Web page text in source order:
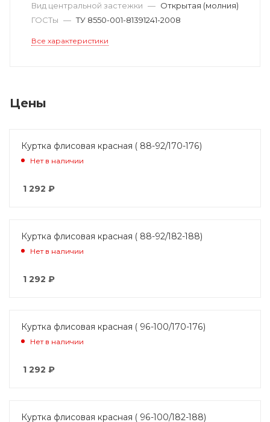
Вид центральной застежки — Открытая (молния)
ГОСТы — ТУ 8550-001-81391241-2008
Все характеристики
Цены
Куртка флисовая красная ( 88-92/170-176)
Нет в наличии
1 292 ₽
Куртка флисовая красная ( 88-92/182-188)
Нет в наличии
1 292 ₽
Куртка флисовая красная ( 96-100/170-176)
Нет в наличии
1 292 ₽
Куртка флисовая красная ( 96-100/182-188)